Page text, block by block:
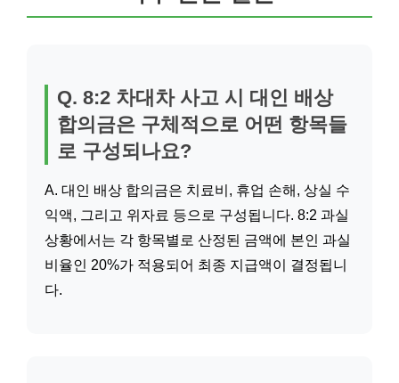
Q. 8:2 차대차 사고 시 대인 배상
합의금은 구체적으로 어떤 항목들
로 구성되나요?
A. 대인 배상 합의금은 치료비, 휴업 손해, 상실 수
익액, 그리고 위자료 등으로 구성됩니다. 8:2 과실
상황에서는 각 항목별로 산정된 금액에 본인 과실
비율인 20%가 적용되어 최종 지급액이 결정됩니
다.